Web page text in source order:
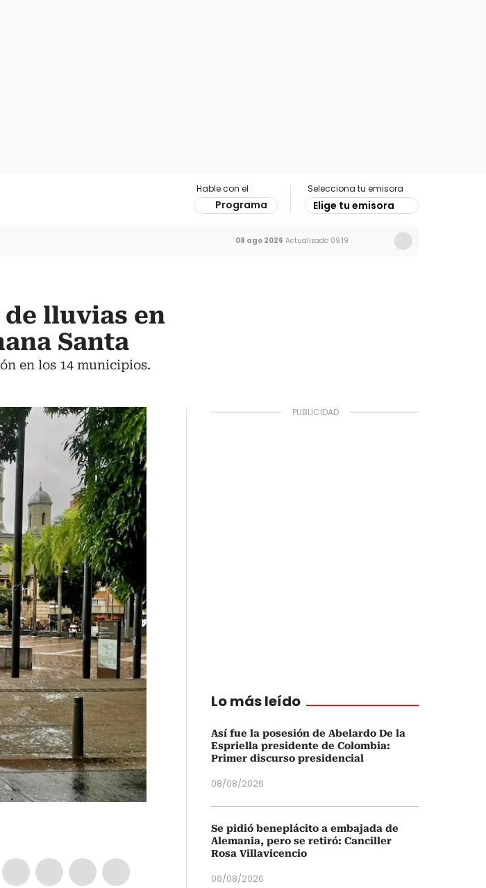
Hable con el
Programa
Selecciona tu emisora
Elige tu emisora
08 ago 2026 Actualizado 09:19
lluvias en
Santa
en los 14 municipios.
Lo más leído
Así fue la posesión de Abelardo De la
Espriella presidente de Colombia:
Primer discurso presidencial
08/08/2026
Se pidió beneplácito a embajada de
Alemania, pero se retiró: Canciller
Rosa Villavicencio
06/08/2026